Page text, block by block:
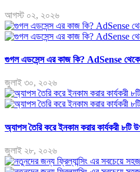
আগস্ট ০২, ২০২৬
গুগল এডসেন্স এর কাজ কি? AdSense থেকে
জুলাই ৩০, ২০২৬
অ্যাপস তৈরি করে ইনকাম করার কার্যকরী ৮টি
জুলাই ২৮, ২০২৬